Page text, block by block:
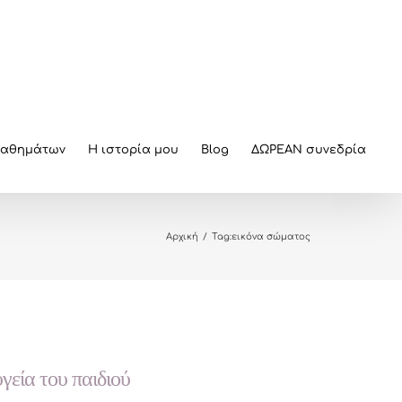
Η ιστορία μου Blog ΔΩΡΕΑΝ συνεδρία
Αρχική / Tag:εικόνα σώματος
του παιδιού